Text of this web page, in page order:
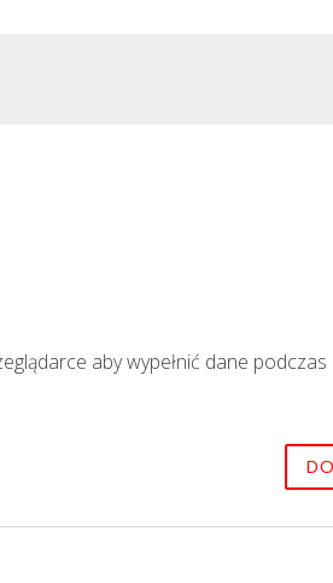
aby wypełnić dane podczas